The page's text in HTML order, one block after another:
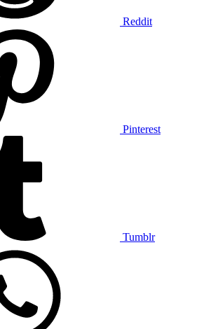
Reddit
Pinterest
Tumblr